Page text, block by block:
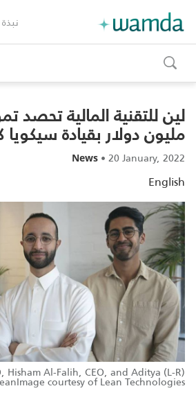
toggle
search
مليون دولار بقيادة سيكويا
News •20 January, 2022
English
Hisham Al-Falih, CEO, and Aditya
courtesy of Lean Technologies